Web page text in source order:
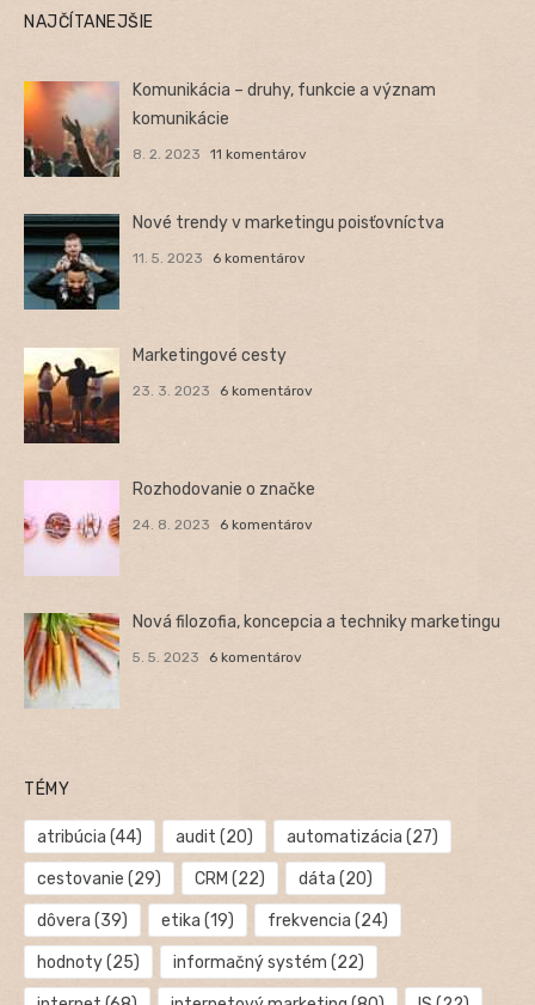
NAJČÍTANEJŠIE
Komunikácia – druhy, funkcie a význam
komunikácie
8. 2. 2023 11 komentárov
Nové trendy v marketingu poisťovníctva
11. 5. 2023 6 komentárov
Marketingové cesty
23. 3. 2023 6 komentárov
Rozhodovanie o značke
24. 8. 2023 6 komentárov
Nová filozofia, koncepcia a techniky marketingu
5. 5. 2023 6 komentárov
TÉMY
atribúcia (44) audit (20) automatizácia (27)
cestovanie (29) CRM (22) dáta (20)
dôvera (39) etika (19) frekvencia (24)
hodnoty(25) informačný systém (22)